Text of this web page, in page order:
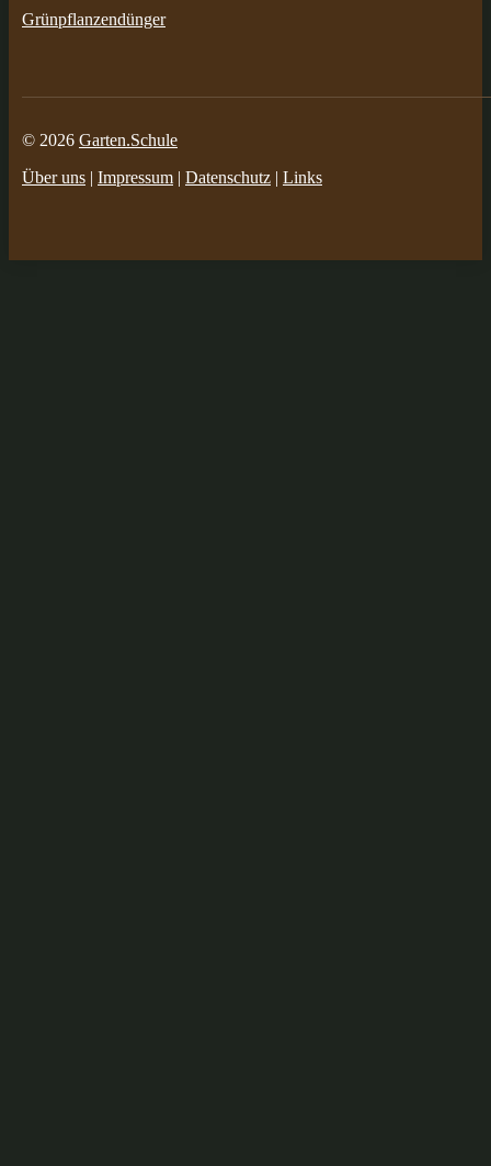
Grünpflanzendünger
© 2026 Garten.Schule
Über uns | Impressum | Datenschutz | Links